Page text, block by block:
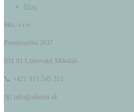
Blog
like, s.r.o.
Priemyselná 2037
031 01 Liptovský Mikuláš
📞 +421 911 545 321
✉️ info@sdetmi.sk